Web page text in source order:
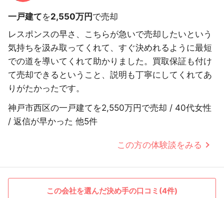
一戸建てを2,550万円 で売却
レスポンスの早さ、こちらが急いで売却したいという
気持ちを汲み取ってくれて、すぐ決めれるように最短
での道を導いてくれて助かりました。買取保証も付け
て売却できるということ、説明も丁寧にしてくれてあ
りがたかったです。
神戸市西区の一戸建てを2,550万円で売却 / 40代女性
/ 返信が早かった 他5件
この方の体験談をみる
この会社を選んだ決め手の口コミ(4件)